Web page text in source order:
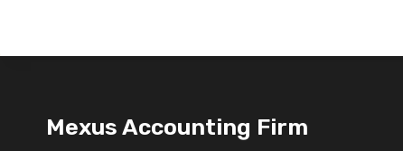
Mexus Accounting Firm